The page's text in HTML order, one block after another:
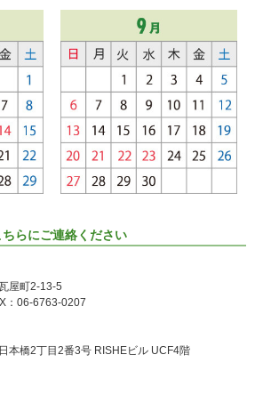
らにご連絡ください
屋町2-13-5
06-6763-0207
橋2丁目2番3号 RISHEビル UCF4階